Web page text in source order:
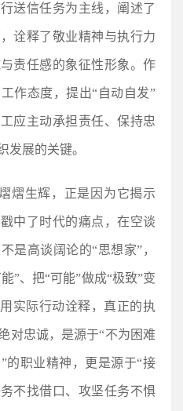
送信任务为主线，阐述了
诠释了敬业精神与执行力
责任感的象征性形象。作
作态度，提出“自动自发”
应主动承担责任、保持忠
发展的关键。
熠生辉，正是因为它揭示
中了时代的痛点，在空谈
是高谈阔论的“思想家”，
”、把“可能”做成“极致”变
实际行动诠释，真正的执
对忠诚，是源于“不为困难
的职业精神，更是源于“接
不找借口、攻坚任务不惧